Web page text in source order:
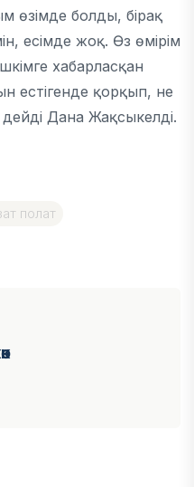
өзімде болды, бірақ
есімде жоқ. Өз өмірім
хабарласқан
естігенде қорқып, не
дейді Дана Жақсыкелді.
полат